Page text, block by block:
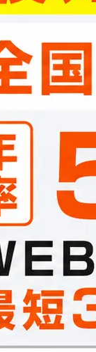
ファクタリング
ペイトナーファ